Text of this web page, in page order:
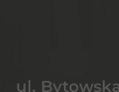
ul.